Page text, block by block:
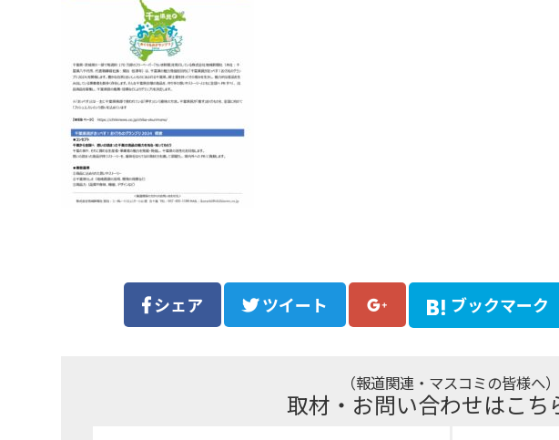
シェア ツイート ブックマーク
（報道関連・マスコミの皆様へ）
取材・お問い合わせはこち